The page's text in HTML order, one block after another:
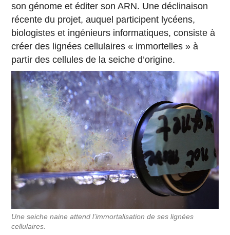
son génome et éditer son ARN. Une déclinaison
récente du projet, auquel participent lycéens,
biologistes et ingénieurs informatiques, consiste à
créer des lignées cellulaires « immortelles » à
partir des cellules de la seiche d’origine.
Une seiche naine attend l’immortalisation de ses lignées
cellulaires.